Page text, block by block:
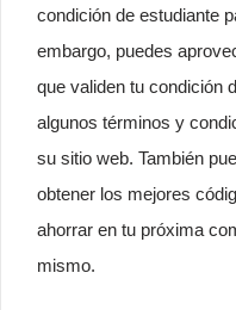
condición de estudiante
embargo, puedes
que validen tu condición
algunos términos y
su sitio web. También
obtener los mejores
ahorrar en tu próxima
mismo.